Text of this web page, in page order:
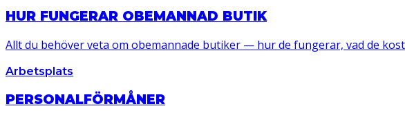
HUR FUNGERAR OBEMANNAD BUTIK
Allt du behöver veta om obemannade butiker — hur de fungerar, vad de
Arbetsplats
PERSONALFÖRMÅNER